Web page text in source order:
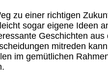
zu einer richtigen
sogar eigene Ideen
Geschichten
mitreden
im gemütlichen